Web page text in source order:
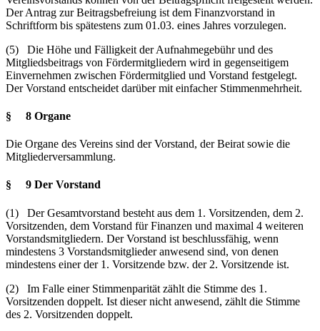
Der Antrag zur Beitragsbefreiung ist dem Finanzvorstand in
Schriftform bis spätestens zum 01.03. eines Jahres vorzulegen.
(5) Die Höhe und Fälligkeit der Aufnahmegebühr und des
Mitgliedsbeitrags von Fördermitgliedern wird in gegenseitigem
Einvernehmen zwischen Fördermitglied und Vorstand festgelegt.
Der Vorstand entscheidet darüber mit einfacher Stimmenmehrheit.
§ 8 Organe
Die Organe des Vereins sind der Vorstand, der Beirat sowie die
Mitgliederversammlung.
§ 9 Der Vorstand
(1) Der Gesamtvorstand besteht aus dem 1. Vorsitzenden, dem 2.
Vorsitzenden, dem Vorstand für Finanzen und maximal 4 weiteren
Vorstandsmitgliedern. Der Vorstand ist beschlussfähig, wenn
mindestens 3 Vorstandsmitglieder anwesend sind, von denen
mindestens einer der 1. Vorsitzende bzw. der 2. Vorsitzende ist.
(2) Im Falle einer Stimmenparität zählt die Stimme des 1.
Vorsitzenden doppelt. Ist dieser nicht anwesend, zählt die Stimme
des 2. Vorsitzenden doppelt.